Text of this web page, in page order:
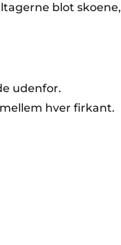
blot skoene,
udenfor.
hver firkant.